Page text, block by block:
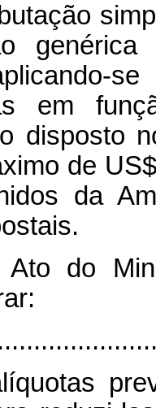
em
disposto
de
da
do